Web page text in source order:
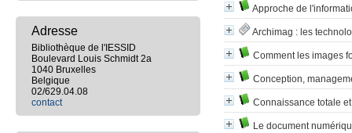
Approche de
Archimag : les
Comment les images
Conception,
Connaissance totale
Le document
Adresse
Bibliothèque de l'IESSID
Boulevard Louis Schmidt 2a
1040 Bruxelles
Belgique
02/629.04.08
contact